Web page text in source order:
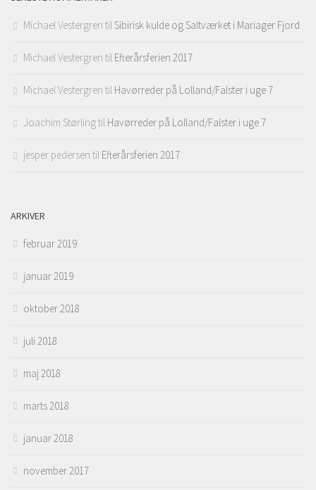
Michael Vestergren til Sibirisk kulde og Saltværket i Mariager Fjord
Michael Vestergren til Efterårsferien 2017
Michael Vestergren til Havørreder på Lolland/Falster i uge 7
Joachim Størlingtil Havørreder på Lolland/Falster i uge 7
jesper pedersen til Efterårsferien 2017
ARKIVER
februar 2019
januar 2019
oktober 2018
juli 2018
maj 2018
marts 2018
januar 2018
november 2017